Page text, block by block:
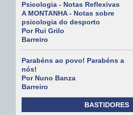
Psicologia - Notas Reflexivas
A MONTANHA - Notas sobre
psicologia do desporto
Por Rui Grilo
Barreiro
Parabéns ao povo! Parabéns a
nós!
Por Nuno Banza
Barreiro
BASTIDORES